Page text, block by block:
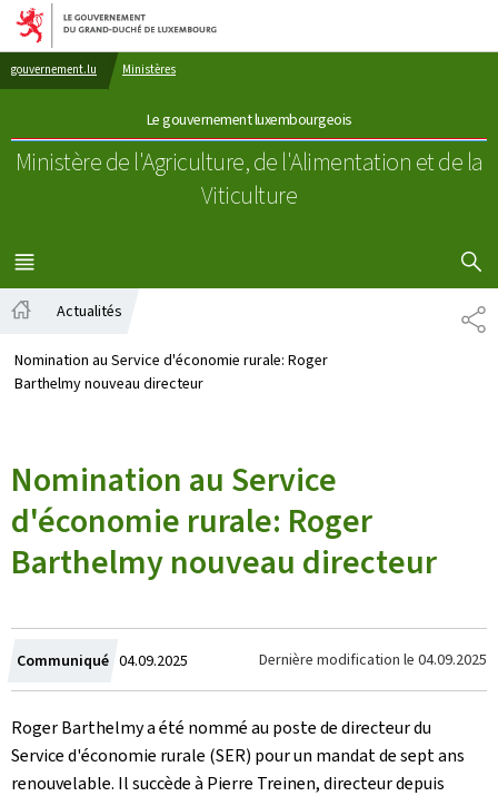
Aller au menu principal
Aller au contenu
gouvernement.lu Ministères
Le gouvernement luxembourgeois
Ministère de l'Agriculture, de l'Alimentation et de la
Viticulture
MENU
PRINCIPAL
Actualités
Nomination au Service d'économie rurale: Roger
Barthelmy nouveau directeur
Nomination au Service
d'économie rurale: Roger
Barthelmy nouveau directeur
Communiqué Crée
le
04.09.2025 Dernière modification le 04.09.2025
Roger Barthelmy a été nommé au poste de directeur du
Service d'économie rurale (SER) pour un mandat de sept ans
renouvelable. Il succède à Pierre Treinen, directeur depuis